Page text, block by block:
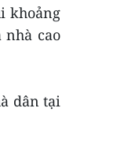
khoảng
nhà cao
dân tại